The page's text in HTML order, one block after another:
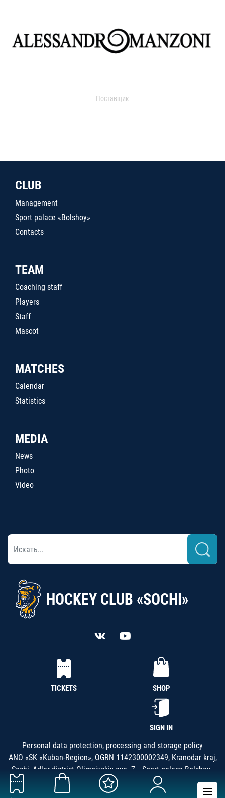
Поставщик
CLUB
Management
Sport palace «Bolshoy»
Contacts
TEAM
Coaching staff
Players
Staff
Mascot
MATCHES
Calendar
Statistics
MEDIA
News
Photo
Video
HOCKEY CLUB «SOCHI»
TICKETS SHOP
SIGN IN
Personal data protection, processing and storage policy
ANO «SK «Kuban-Region», OGRN 1142300002349, Kranodar kraj,
Sochi, Adler district Olimpiyskiy ave. 7, «Sport palace Bolshoy»